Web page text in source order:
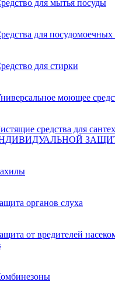
для мытья посуды
для
для стирки
моющее
средства для
органов слуха
от вредителей